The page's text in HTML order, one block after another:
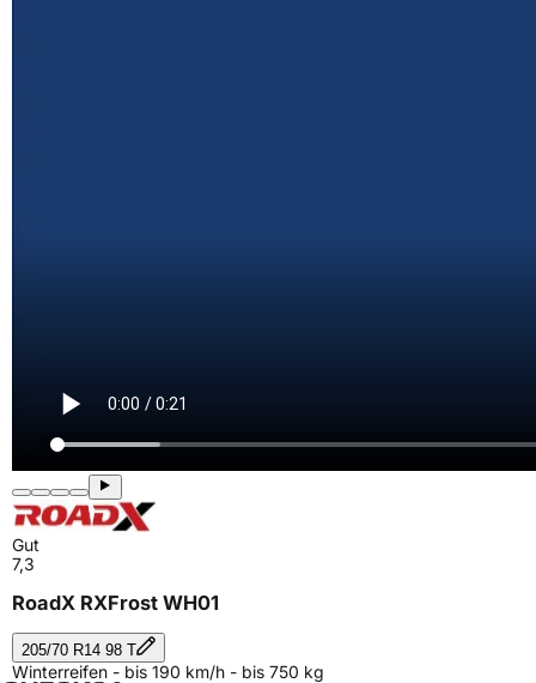
Gut
7,3
RoadX RXFrost WH01
205/70 R14 98 T
Winterreifen - bis 190 km/h - bis 750 kg